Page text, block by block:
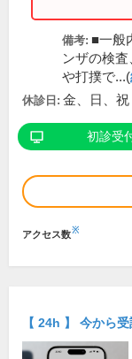
備考: ■一般
ンザの検
や打撲で...(
休診日: 金、日、祝
初診受
アクセス数※
【 24h 】 今から